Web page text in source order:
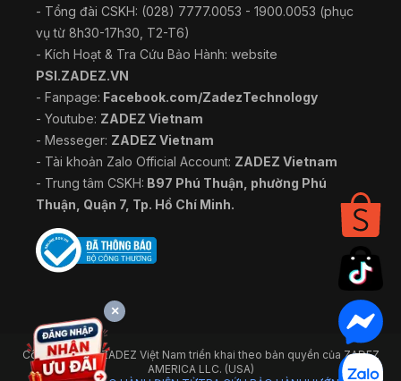
- Tổng đài CSKH: (028) 7777.0053 - 1900.0053 (phục
vụ từ 8h30-17h30, T2-T6)
- Kích Hoạt & Tra Cứu Bảo Hành: website
PSI.ZADEZ.VN
- Fanpage: Facebook.com/ZadezTechnology
- Youtube: ZADEZ Vietnam
- Messeger: ZADEZ Vietnam
- Tài khoản Zalo Official Account: ZADEZ Vietnam
- Trung tâm CSKH: B97 Phú Thuận, phường Phú
Thuận, Quận 7, Tp. Hồ Chí Minh.
Công ty TNHH ZADEZ Việt Nam triển khai theo bản quyền của ZADEZ
AMERICA LLC. (USA)
×